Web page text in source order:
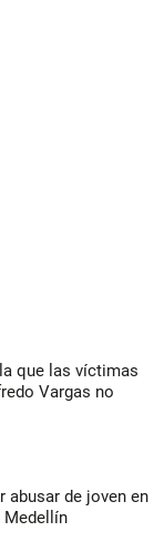
que las víctimas
Vargas no
abusar de joven en